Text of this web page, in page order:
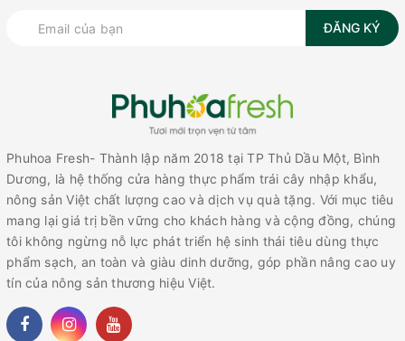
ĐĂNG KÝ
Phuhoa Fresh- Thành lập năm 2018 tại TP Thủ Dầu Một, Bình
Dương, là hệ thống cửa hàng thực phẩm trái cây nhập khẩu,
nông sản Việt chất lượng cao và dịch vụ quà tặng. Với mục tiêu
mang lại giá trị bền vững cho khách hàng và cộng đồng, chúng
tôi không ngừng nỗ lực phát triển hệ sinh thái tiêu dùng thực
phẩm sạch, an toàn và giàu dinh dưỡng, góp phần nâng cao uy
tín của nông sản thương hiệu Việt.